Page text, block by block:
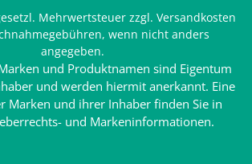
Mehrwertsteuer zzgl. Versandkosten
wenn nicht anders
angegeben.
und Produktnamen sind Eigentum
und werden hiermit anerkannt. Eine
Marken und ihrer Inhaber finden Sie in
und Markeninformationen.